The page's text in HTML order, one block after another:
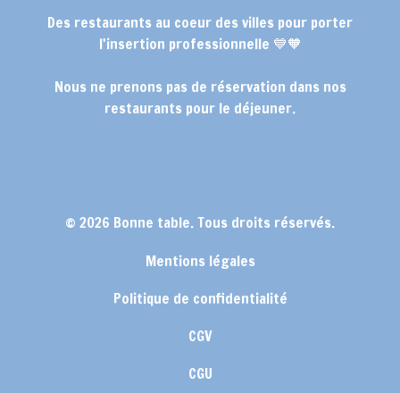
Des restaurants au coeur des villes pour porter
l'insertion professionnelle 💙🧡
Nous ne prenons pas de réservation dans nos
restaurants pour le déjeuner.
© 2026 Bonne table. Tous droits réservés.
Mentions légales
Politique de confidentialité
CGV
CGU